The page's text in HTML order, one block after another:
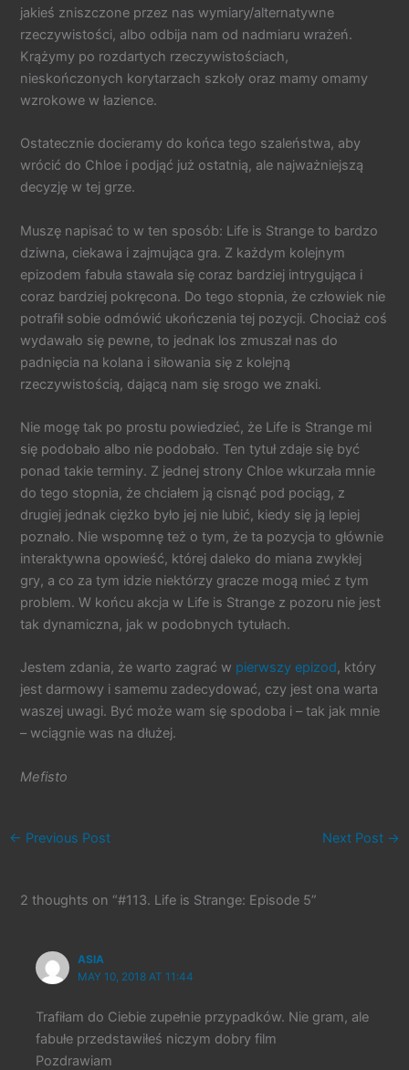
jakieś zniszczone przez nas wymiary/alternatywne
rzeczywistości, albo odbija nam od nadmiaru wrażeń.
Krążymy po rozdartych rzeczywistościach,
nieskończonych korytarzach szkoły oraz mamy omamy
wzrokowe w łazience.
Ostatecznie docieramy do końca tego szaleństwa, aby
wrócić do Chloe i podjąć już ostatnią, ale najważniejszą
decyzję w tej grze.
Muszę napisać to w ten sposób: Life is Strange to bardzo
dziwna, ciekawa i zajmująca gra. Z każdym kolejnym
epizodem fabuła stawała się coraz bardziej intrygująca i
coraz bardziej pokręcona. Do tego stopnia, że człowiek nie
potrafił sobie odmówić ukończenia tej pozycji. Chociaż coś
wydawało się pewne, to jednak los zmuszał nas do
padnięcia na kolana i siłowania się z kolejną
rzeczywistością, dającą nam się srogo we znaki.
Nie mogę tak po prostu powiedzieć, że Life is Strange mi
się podobało albo nie podobało. Ten tytuł zdaje się być
ponad takie terminy. Z jednej strony Chloe wkurzała mnie
do tego stopnia, że chciałem ją cisnąć pod pociąg, z
drugiej jednak ciężko było jej nie lubić, kiedy się ją lepiej
poznało. Nie wspomnę też o tym, że ta pozycja to głównie
interaktywna opowieść, której daleko do miana zwykłej
gry, a co za tym idzie niektórzy gracze mogą mieć z tym
problem. W końcu akcja w Life is Strange z pozoru nie jest
tak dynamiczna, jak w podobnych tytułach.
Jestem zdania, że warto zagrać w pierwszy epizod, który
jest darmowy i samemu zadecydować, czy jest ona warta
waszej uwagi. Być może wam się spodoba i – tak jak mnie
– wciągnie was na dłużej.
Mefisto
← Previous Post Next Post →
2 thoughts on “#113. Life is Strange: Episode 5”
ASIA
MAY 10, 2018 AT 11:44
Trafiłam do Ciebie zupełnie przypadków. Nie gram, ale
fabułe przedstawiłeś niczym dobry film
Pozdrawiam